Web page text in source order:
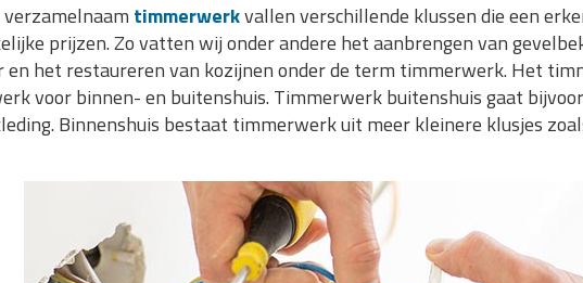
verzamelnaam timmerwerkvallen verschillende klussen die een
prijzen. Zo vatten wij onder andere het aanbrengen van
en het restaureren van kozijnen onder de term timmerwerk. Het
voor binnen- en buitenshuis. Timmerwerk buitenshuis gaat
Binnenshuis bestaat timmerwerk uit meer kleinere klusjes